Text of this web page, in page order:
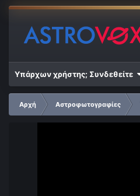
Υπάρχων χρήστης; Συνδεθείτε
Αρχή Αστροφωτογραφίες